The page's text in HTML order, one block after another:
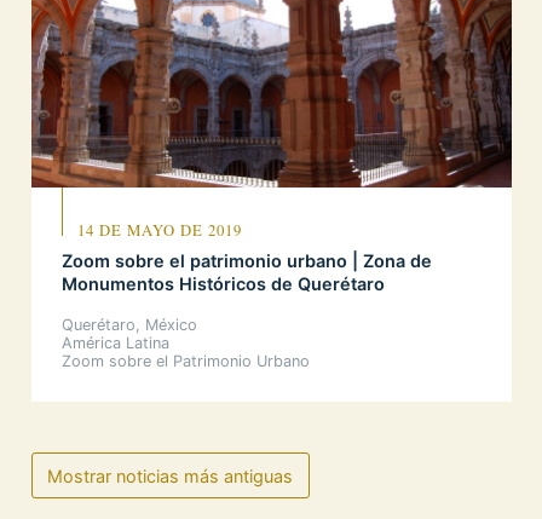
14 DE MAYO DE 2019
Zoom sobre el patrimonio urbano | Zona de
Monumentos Históricos de Querétaro
Querétaro, México
América Latina
Zoom sobre el Patrimonio Urbano
Mostrar noticias más antiguas